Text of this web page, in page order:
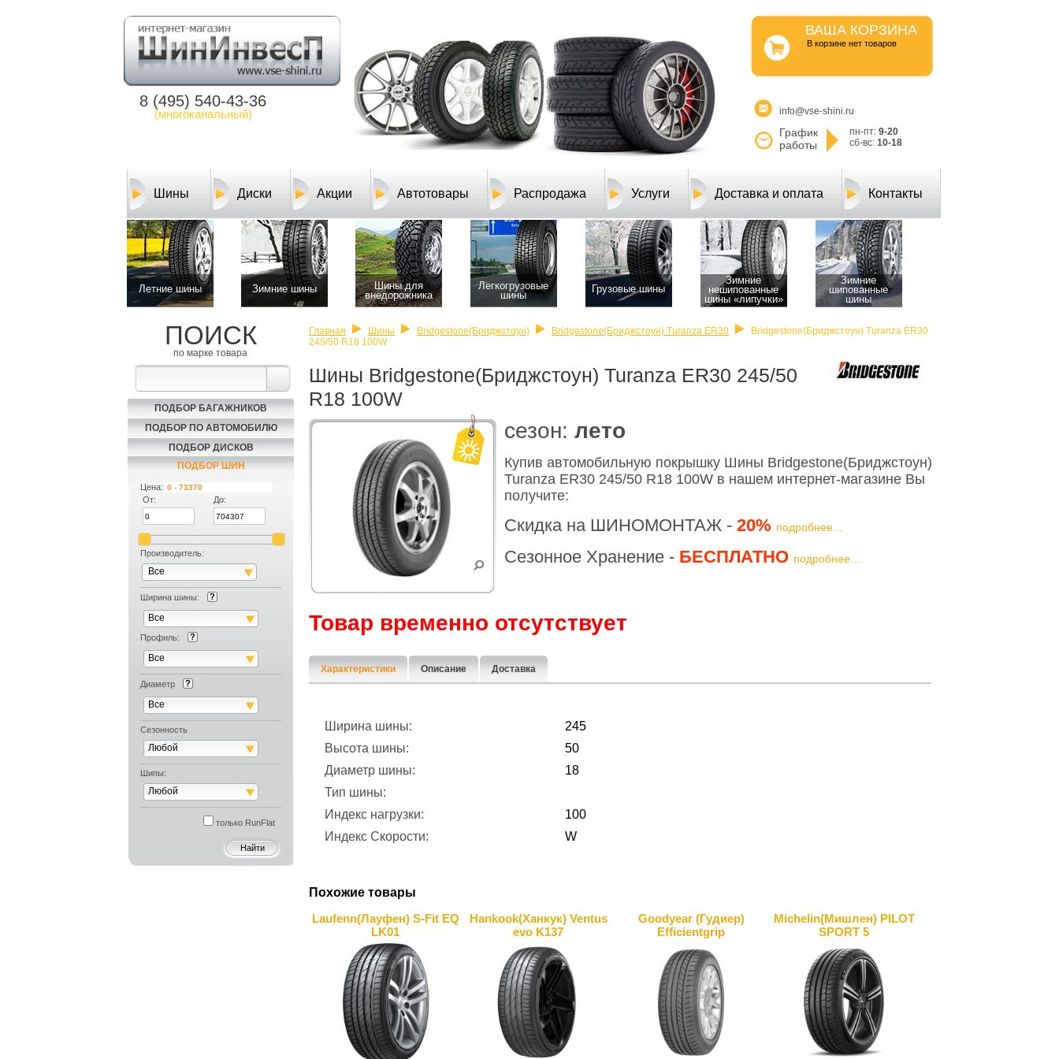
8 (495) 540-43-36
(многоканальный)
ВАША КОРЗИНА
B корзине нет товаров
info@vse-shini.ru
График
работы
пн-пт: 9-20
сб-вс: 10-18
Шины Диски Акции Автотовары Распродажа Услуги Доставка и оплата Контакты
Летние шины Зимние шины
Шины для
внедорожника
Легкогрузовые
шины
Грузовые шины
Зимние
нешипованные
шины «липучки»
Зимние
шипованные
шины
ПОИСК
по марке товара
ПОДБОР БАГАЖНИКОВ
ПОДБОР ПО АВТОМОБИЛЮ
ПОДБОР ДИСКОВ
ПОДБОР ШИН
Цена:
От:
До:
Производитель:
Все
Ширина шины:
Все
Профиль:
Все
Диаметр
Все
Сезонность
Любой
Шипы:
Любой
только RunFlat
Главная Шины Bridgestone(Бриджстоун) Bridgestone(Бриджстоун) Turanza ER30
Bridgestone(Бриджстоун) Turanza ER30
245/50 R18 100W
Шины Bridgestone(Бриджстоун) Turanza ER30 245/50
R18 100W
cезон: лето
Купив автомобильную покрышку Шины Bridgestone(Бриджстоун)
Turanza ER30 245/50 R18 100W в нашем интернет-магазине Вы
получите:
Скидка на ШИНОМОНТАЖ - 20% подробнее...
Сезонное Хранение - БЕСПЛАТНО подробнее...
Товар временно отсутствует
Характеристики Описание Доставка
Ширина шины:
245
Высота шины:
50
Диаметр шины:
18
Тип шины:
Индекс нагрузки:
100
Индекс Скорости:
W
Похожие товары
Laufenn(Лауфен) S-Fit EQ
LK01
Hankook(Ханкук) Ventus
evo K137
Goodyear (Гудиер)
Efficientgrip
Michelin(Мишлен) PILOT
SPORT 5